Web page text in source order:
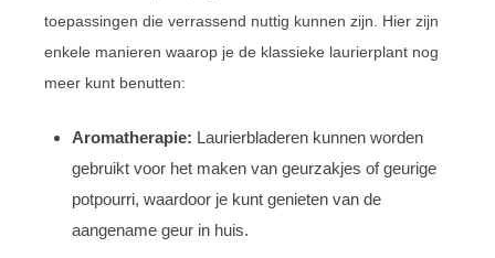
toepassingen die verrassend nuttig kunnen zijn. Hier zijn
enkele manieren waarop je de klassieke laurierplant nog
meer kunt benutten:
Aromatherapie: Laurierbladeren kunnen worden
gebruikt voor het maken van geurzakjes of geurige
potpourri, waardoor je kunt genieten van de
aangename geur in huis.